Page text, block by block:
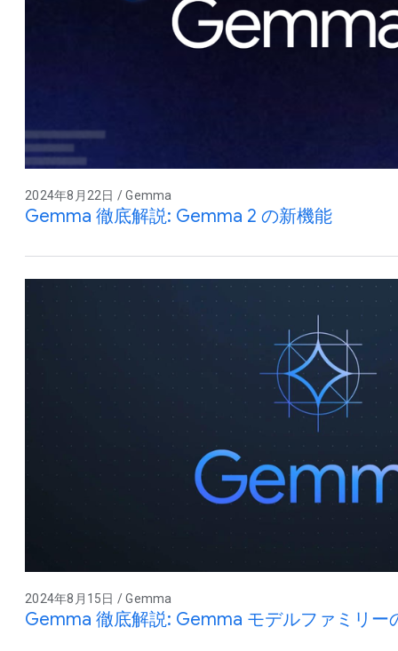
2024年8月22日 / Gemma
Gemma 徹底解説: Gemma 2 の新機能
2024年8月15日 / Gemma
Gemma 徹底解説: Gemma モデルファミリー